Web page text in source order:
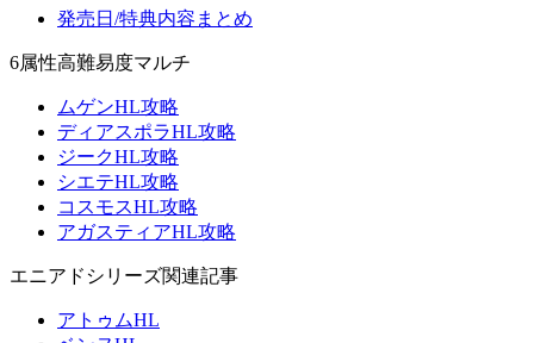
発売日/特典内容まとめ
6属性高難易度マルチ
ムゲンHL攻略
ディアスポラHL攻略
ジークHL攻略
シエテHL攻略
コスモスHL攻略
アガスティアHL攻略
エニアドシリーズ関連記事
アトゥムHL